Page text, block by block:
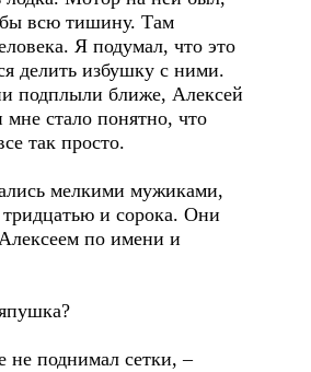
бы всю тишину. Там
Я подумал, что это
делить избушку с ними.
подплыли ближе, Алексей
мне стало понятно, что
так просто.
мелкими мужиками,
и сорока. Они
по имени и
поднимал сетки, –